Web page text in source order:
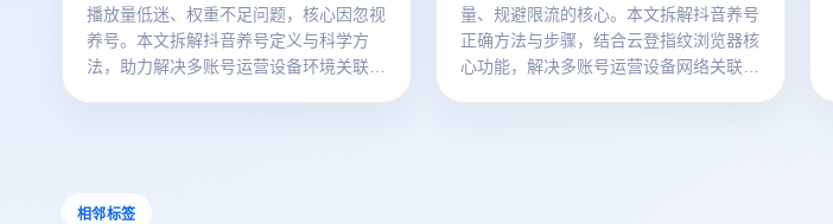
播放量低迷、权重不足问题，核心因忽视
养号。本文拆解抖音养号定义与科学方
法，助力解决多账号运营设备环境关联痛
量、规避限流的核心。本文拆解抖音养号
正确方法与步骤，结合云登指纹浏览器核
心功能，解决多账号运营设备网络关联问
相邻标签